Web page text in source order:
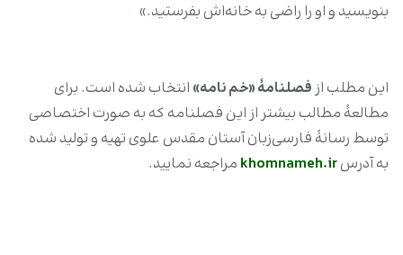
بنویسید و او را راضی به خانه‌اش بفرستید.»
این مطلب ازفصلنامۀ «خم نامه» انتخاب شده است. برای
مطالعۀ مطالب بیشتر از این فصلنامه که به صورت اختصاصی
توسط رسانۀ فارسی‌زبان آستان مقدس علوی تهیه و تولید شده
به آدرسkhomnameh.ir مراجعه نمایید.